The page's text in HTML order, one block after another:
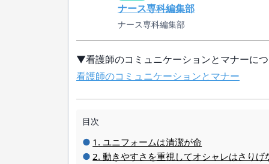
ナース専科編集部
ナース専科編集部
▼看護師のコミュニケーションとマナーに
看護師のコミュニケーションとマナー
目次
ユニフォームは清潔が命
動きやすさを重視してオシャレはさりげ